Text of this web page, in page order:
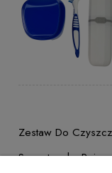
Zestaw Do
Szczoteczka